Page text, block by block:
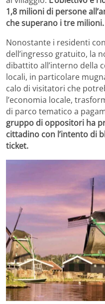
1,8 milioni di persone
che superano i tre milioni.
Nonostante i residenti
dell’ingresso gratuito, la
dibattito all’interno della
locali, in particolare
calo di visitatori che
l’economia locale,
di parco tematico a
gruppo di oppositori ha
cittadino con l’intento di
ticket.